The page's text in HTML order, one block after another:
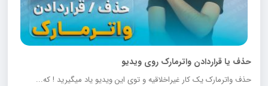
حذف یا قراردادن واترمارک روی ویدیو
حذف واترمارک یک کار غیراخلاقیه و توی این ویدیو یاد میگیرید ! که...